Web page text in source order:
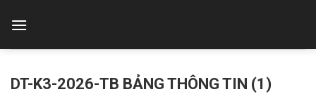
DT-K3-2026-TB BẢNG THÔNG TIN (1)